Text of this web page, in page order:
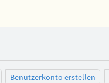
Benutzerkonto erstellen